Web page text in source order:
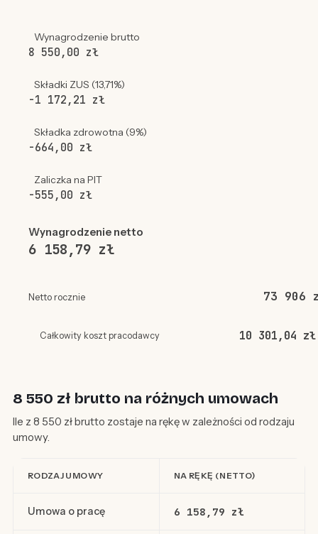
Wynagrodzenie brutto
8 550,00 zł
Składki ZUS (13,71%)
-1 172,21 zł
Składka zdrowotna (9%)
-664,00 zł
Zaliczka na PIT
-555,00 zł
Wynagrodzenie netto
6 158,79 zł
Netto rocznie 73 906
Całkowity koszt pracodawcy 10 301,04 zł
8 550 zł brutto na różnych umowach
Ile z 8 550 zł brutto zostaje na rękę w zależności od rodzaju
umowy.
RODZAJ UMOWY NA RĘKĘ (NETTO)
Umowa o pracę 6 158,79 zł